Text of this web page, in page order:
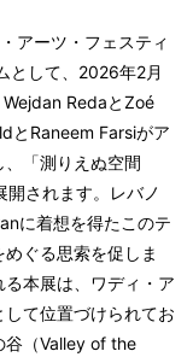
アーツ・フェスティ
として、2026年2月
RedaとZoé
とRaneem Farsiがア
「測りえぬ空間
開されます。レバノ
に着想を得たこのテ
ぐる思索を促しま
本展は、ワディ・ア
て位置づけられてお
谷（Valley of the